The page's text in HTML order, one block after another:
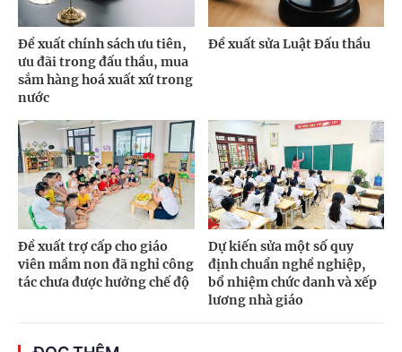
Đề xuất chính sách ưu tiên,
ưu đãi trong đấu thầu, mua
sắm hàng hoá xuất xứ trong
nước
Đề xuất sửa Luật Đấu thầu
Đề xuất trợ cấp cho giáo
viên mầm non đã nghỉ công
tác chưa được hưởng chế độ
Dự kiến sửa một số quy
định chuẩn nghề nghiệp,
bổ nhiệm chức danh và xếp
lương nhà giáo